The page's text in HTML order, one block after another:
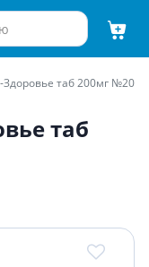
таб 200мг №20
таб